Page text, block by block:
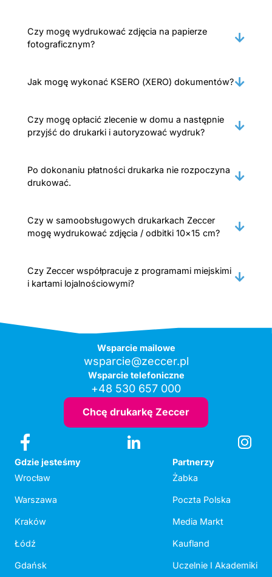
Czy mogę wydrukować zdjęcia na papierze
fotograficznym?
Jak mogę wykonać KSERO (XERO) dokumentów?
Czy mogę opłacić zlecenie w domu a następnie
przyjść do drukarki i autoryzować wydruk?
Po dokonaniu płatności drukarka nie rozpoczyna
drukować.
Czy w samoobsługowych drukarkach Zeccer
mogę wydrukować zdjęcia / odbitki 10×15 cm?
Czy Zeccer współpracuje z programami miejskimi
i kartami lojalnościowymi?
Wsparcie mailowe
wsparcie@zeccer.pl
Wsparcie telefoniczne
+48 530 657 000
Chcę drukarkę Zeccer
Gdzie jesteśmy
Wrocław
Warszawa
Kraków
Łódź
Gdańsk
Partnerzy
Żabka
Poczta Polska
Media Markt
Kaufland
Uczelnie I Akademiki